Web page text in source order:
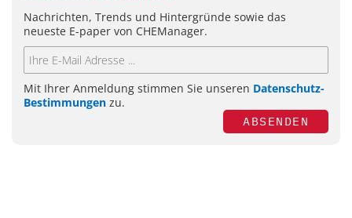
Nachrichten, Trends und Hintergründe sowie das
neueste E-paper von CHEManager.
Mit Ihrer Anmeldung stimmen Sie unseren Datenschutz-
Bestimmungen zu.
ABSENDEN